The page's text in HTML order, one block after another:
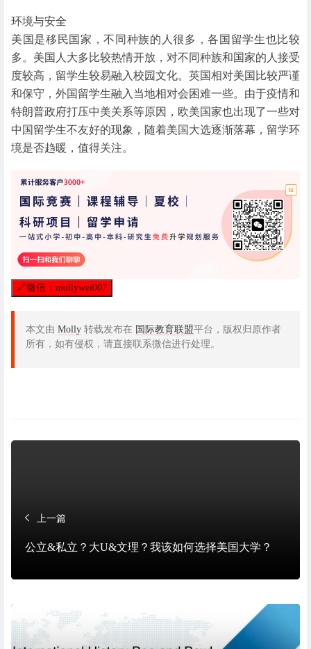
环境与安全
美国是移民国家，不同种族的人很多，各国留学生也比较
多。美国人大多比较热情开放，对不同种族和国家的人接受
度较高，留学生较易融入校园文化。英国相对美国比较严谨
和保守，外国留学生融入当地相对会困难一些。由于疫情和
特朗普政府打压中美关系等原因，欧美国家也出现了一些对
中国留学生不友好的现象，随着美国大选逐渐落幕，留学环
境是否趋暖，值得关注。
🔗微信：mollywei007
本文由 Molly 转载发布在 国际教育联盟平台，版权归原作者
所有，如有侵权，请直接联系微信进行处理。
上一篇
公立&私立？大U&文理？我该如何选择美国大学？